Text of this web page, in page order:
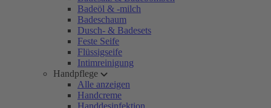
Badeöl & -milch
Badeschaum
Dusch- & Badesets
Feste Seife
Flüssigseife
Intimreinigung
Handpflege
Alle anzeigen
Handcreme
Handdesinfektion